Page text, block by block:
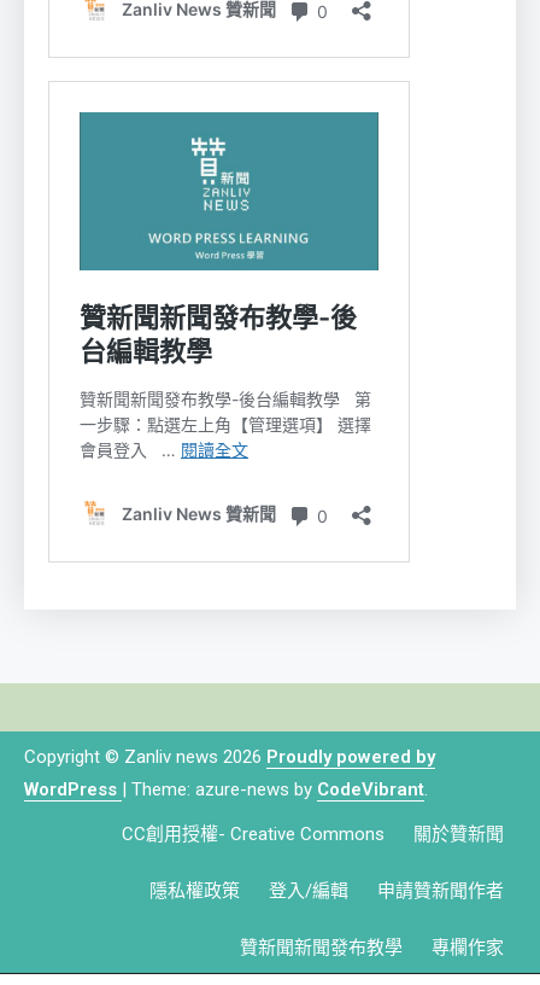
Copyright © Zanliv news 2026 Proudly powered by
WordPress | Theme: azure-news by CodeVibrant.
CC創用授權- Creative Commons 關於贊新聞
隱私權政策 登入/編輯 申請贊新聞作者
贊新聞新聞發布教學 專欄作家